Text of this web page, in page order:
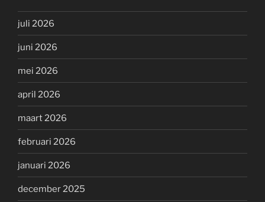
juli 2026
juni 2026
mei 2026
april 2026
maart 2026
februari 2026
januari 2026
december 2025